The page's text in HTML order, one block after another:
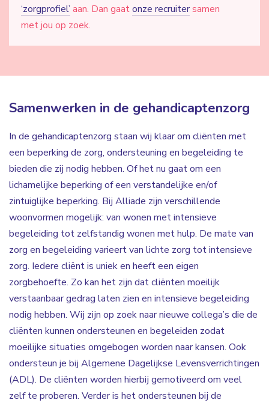
‘zorgprofiel’ aan. Dan gaatonze recruitersamen
met jou op zoek.
Samenwerken in de gehandicaptenzorg
In de gehandicaptenzorg staan wij klaar om cliënten met
een beperking de zorg, ondersteuning en begeleiding te
bieden die zij nodig hebben. Of het nu gaat om een
lichamelijke beperking of een verstandelijke en/of
zintuiglijke beperking. Bij Alliade zijn verschillende
woonvormen mogelijk: van wonen met intensieve
begeleiding tot zelfstandig wonen met hulp. De mate van
zorg en begeleiding varieert van lichte zorg tot intensieve
zorg. Iedere cliënt is uniek en heeft een eigen
zorgbehoefte. Zo kan het zijn dat cliënten moeilijk
verstaanbaar gedrag laten zien en intensieve begeleiding
nodig hebben. Wij zijn op zoek naar nieuwe collega’s die de
cliënten kunnen ondersteunen en begeleiden zodat
moeilijke situaties omgebogen worden naar kansen. Ook
ondersteun je bij Algemene Dagelijkse Levensverrichtingen
(ADL). De cliënten worden hierbij gemotiveerd om veel
zelf te proberen. Verder is het ondersteunen bij de